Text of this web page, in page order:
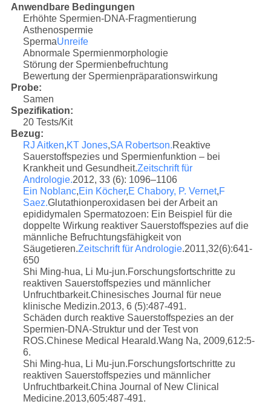
Anwendbare Bedingungen
Erhöhte Spermien-DNA-Fragmentierung
Asthenospermie
SpermaUnreife
Abnormale Spermienmorphologie
Störung der Spermienbefruchtung
Bewertung der Spermienpräparationswirkung
Probe:
Samen
Spezifikation:
20 Tests/Kit
Bezug:
RJ Aitken,KT Jones,SA Robertson.Reaktive
Sauerstoffspezies und Spermienfunktion – bei
Krankheit und Gesundheit.Zeitschrift für
Andrologie.2012, 33 (6): 1096–1106
Ein Noblanc,Ein Köcher,E Chabory, P. Vernet,F
Saez.Glutathionperoxidasen bei der Arbeit an
epididymalen Spermatozoen: Ein Beispiel für die
doppelte Wirkung reaktiver Sauerstoffspezies auf die
männliche Befruchtungsfähigkeit von
Säugetieren.Zeitschrift für Andrologie.2011,32(6):641-
650
Shi Ming-hua, Li Mu-jun.Forschungsfortschritte zu
reaktiven Sauerstoffspezies und männlicher
Unfruchtbarkeit.Chinesisches Journal für neue
klinische Medizin.2013, 6 (5):487-491.
Schäden durch reaktive Sauerstoffspezies an der
Spermien-DNA-Struktur und der Test von
ROS.Chinese Medical Hearald.Wang Na, 2009,612:5-
6.
Shi Ming-hua, Li Mu-jun.Forschungsfortschritte zu
reaktiven Sauerstoffspezies und männlicher
Unfruchtbarkeit.China Journal of New Clinical
Medicine.2013,605:487-491.